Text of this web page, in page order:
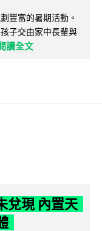
豐富的暑期活動。
子交由家中長輩與
讀全文
兌現 內置天